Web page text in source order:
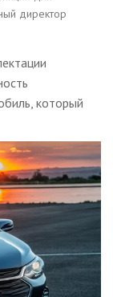
директор
который